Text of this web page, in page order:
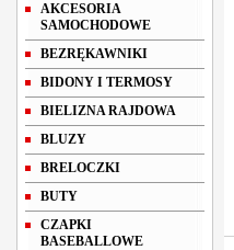
AKCESORIA
SAMOCHODOWE
BEZRĘKAWNIKI
BIDONY I TERMOSY
BIELIZNA RAJDOWA
BLUZY
BRELOCZKI
BUTY
CZAPKI
BASEBALLOWE